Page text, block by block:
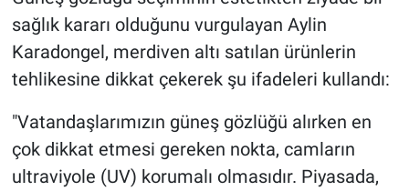
sağlık kararı olduğunu vurgulayan Aylin
Karadongel, merdiven altı satılan ürünlerin
tehlikesine dikkat çekerek şu ifadeleri kullandı:
"Vatandaşlarımızın güneş gözlüğü alırken en
çok dikkat etmesi gereken nokta, camların
ultraviyole (UV) korumalı olmasıdır. Piyasada,